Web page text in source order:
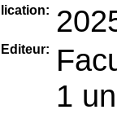
Editeur:
1